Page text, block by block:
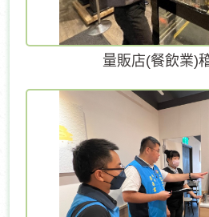
量販店(餐飲業)